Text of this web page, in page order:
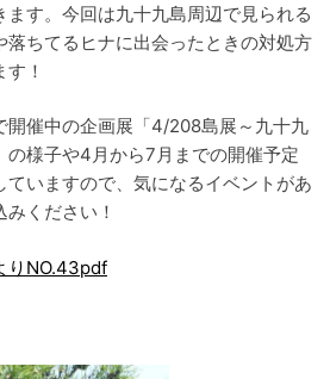
す。今回は九十九島周辺で見られる
落ちてるヒナに出会ったときの対処方
！
開催中の企画展「4/208島展～九十九
の様子や4月から7月までの開催予定
いますので、気になるイベントがあ
ください！
りNO.43pdf